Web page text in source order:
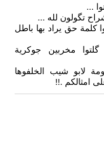
...
تگولون لله ...
كلمة حق يراد بها باطل
مخربين جوكرية
لابو شيب الخلفوها
امثالكم .!!